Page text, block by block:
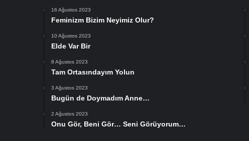
16 Ağustos 2023
Feminizm Bizim Neyimiz Olur?
10 Ağustos 2023
Elde Var Bir
8 Ağustos 2023
Tam Ortasındayım Yolun
3 Ağustos 2023
Bugün de Doymadım Anne…
2 Ağustos 2023
Onu Gör, Beni Gör… Seni Görüyorum…